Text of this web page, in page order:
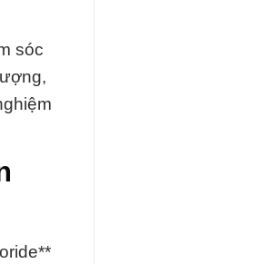
sóc